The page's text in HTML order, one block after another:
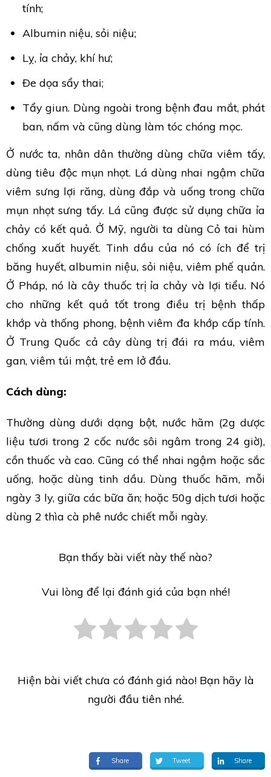
tính;
Albumin niệu, sỏi niệu;
Lỵ, ỉa chảy, khí hư;
Ðe dọa sẩy thai;
Tẩy giun. Dùng ngoài trong bệnh đau mắt, phát
ban, nấm và cũng dùng làm tóc chóng mọc.
Ở nước ta, nhân dân thường dùng chữa viêm tấy,
dùng tiêu độc mụn nhọt. Lá dùng nhai ngậm chữa
viêm sưng lợi răng, dùng đắp và uống trong chữa
mụn nhọt sưng tấy. Lá cũng được sử dụng chữa ỉa
chảy có kết quả. Ở Mỹ, người ta dùng Cỏ tai hùm
chống xuất huyết. Tinh dầu của nó có ích để trị
băng huyết, albumin niệu, sỏi niệu, viêm phế quản.
Ở Pháp, nó là cây thuốc trị ỉa chảy và lợi tiểu. Nó
cho những kết quả tốt trong điều trị bệnh thấp
khớp và thống phong, bệnh viêm đa khớp cấp tính.
Ở Trung Quốc cả cây dùng trị đái ra máu, viêm
gan, viêm túi mật, trẻ em lở đầu.
Cách dùng:
Thường dùng dưới dạng bột, nước hãm (2g dược
liệu tươi trong 2 cốc nước sôi ngâm trong 24 giờ),
cồn thuốc và cao. Cũng có thể nhai ngậm hoặc sắc
uống, hoặc dùng tinh dầu. Dùng thuốc hãm, mỗi
ngày 3 ly, giữa các bữa ăn; hoặc 50g dịch tươi hoặc
dùng 2 thìa cà phê nước chiết mỗi ngày.
Bạn thấy bài viết này thế nào?
Vui lòng để lại đánh giá của bạn nhé!
Hiện bài viết chưa có đánh giá nào! Bạn hãy là
người đầu tiên nhé.
Share Tweet Share